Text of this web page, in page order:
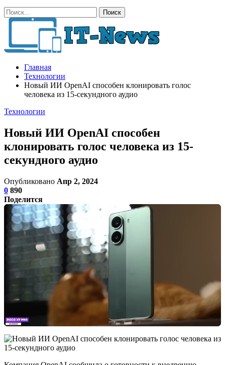
Главная
Технологии
Новый ИИ OpenAI способен клонировать голос
человека из 15-секундного аудио
Технологии
Новый ИИ OpenAI способен
клонировать голос человека из 15-
секундного аудио
Опубликовано Апр 2, 2024
0 890
Поделится